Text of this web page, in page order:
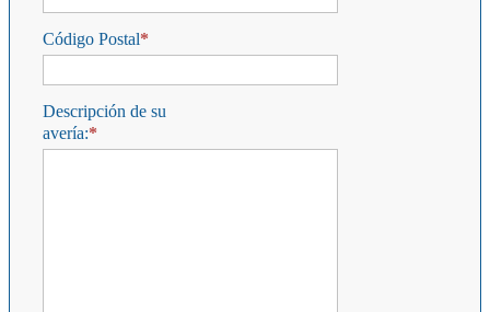
Código Postal
Descripción de su
avería: